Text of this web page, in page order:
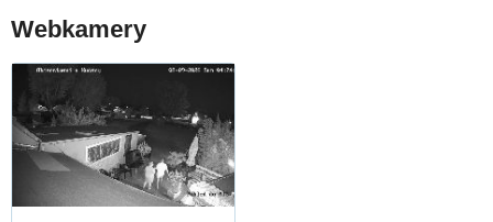
Webkamery